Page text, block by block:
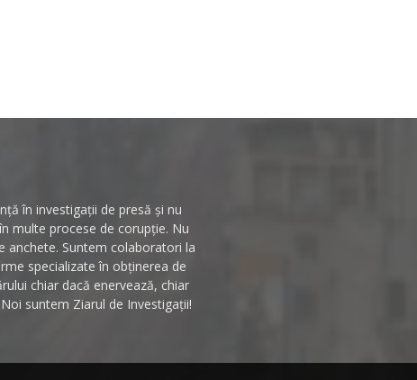
în investigații de presă și nu
multe procese de corupție. Nu
anchete. Suntem colaboratori la
specializate în obținerea de
chiar dacă enervează, chiar
suntem Ziarul de Investigații!